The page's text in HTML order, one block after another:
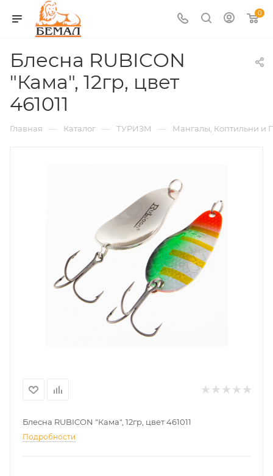
0
Блесна RUBICON
"Кама", 12гр, цвет
461011
Главная — Каталог — ТУРИЗМ — Мангалы, Коптильни и
Блесна RUBICON "Кама", 12гр, цвет 461011
Подробности